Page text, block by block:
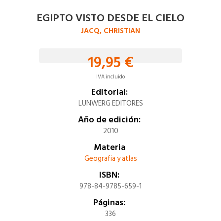
EGIPTO VISTO DESDE EL CIELO
JACQ, CHRISTIAN
19,95 €
IVA incluido
Editorial:
LUNWERG EDITORES
Año de edición:
2010
Materia
Geografia y atlas
ISBN:
978-84-9785-659-1
Páginas:
336